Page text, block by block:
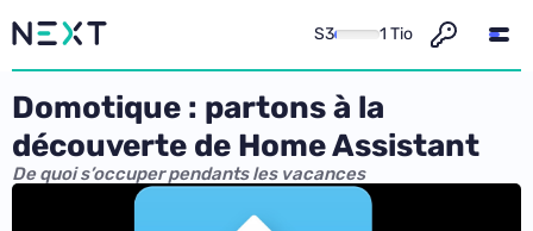
S3 1 Tio
Domotique : partons à la
découverte de Home Assistant
De quoi s’occuper pendants les vacances